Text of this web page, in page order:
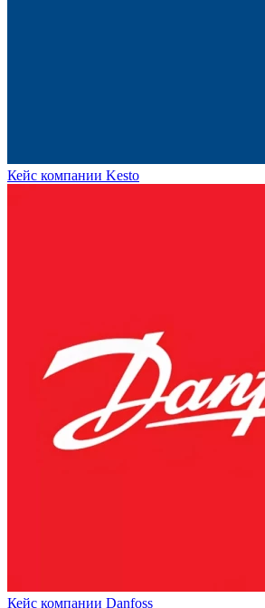
Кейс компании Kesto
Кейс компании Danfoss